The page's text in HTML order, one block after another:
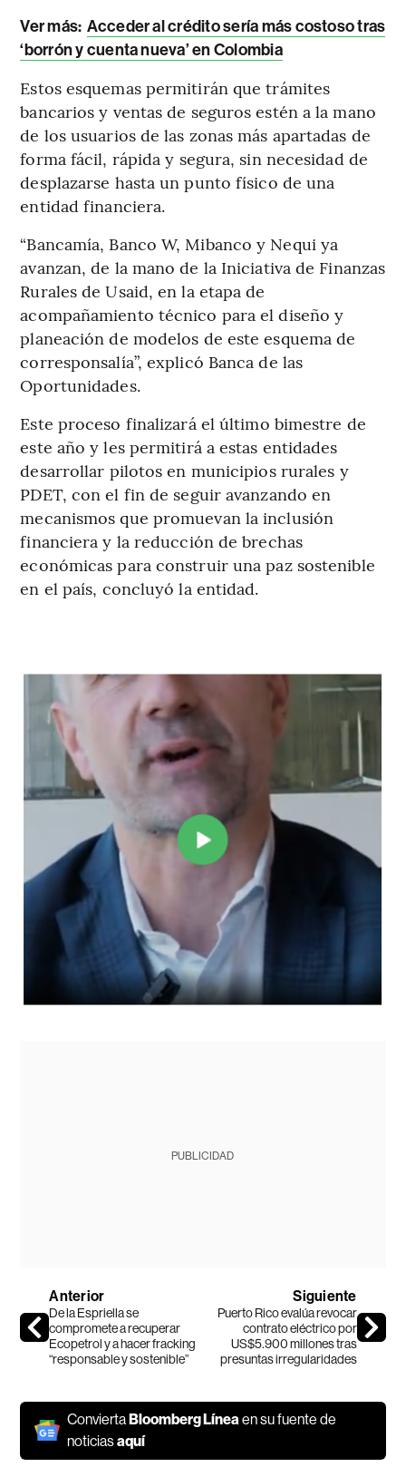
Ver más: Acceder al crédito sería más costoso tras
‘borrón y cuenta nueva’ en Colombia
Estos esquemas permitirán que trámites
bancarios y ventas de seguros estén a la mano
de los usuarios de las zonas más apartadas de
forma fácil, rápida y segura, sin necesidad de
desplazarse hasta un punto físico de una
entidad financiera.
“Bancamía, Banco W, Mibanco y Nequi ya
avanzan, de la mano de la Iniciativa de Finanzas
Rurales de Usaid, en la etapa de
acompañamiento técnico para el diseño y
planeación de modelos de este esquema de
corresponsalía”, explicó Banca de las
Oportunidades.
Este proceso finalizará el último bimestre de
este año y les permitirá a estas entidades
desarrollar pilotos en municipios rurales y
PDET, con el fin de seguir avanzando en
mecanismos que promuevan la inclusión
financiera y la reducción de brechas
económicas para construir una paz sostenible
en el país, concluyó la entidad.
PUBLICIDAD
Anterior
De la Espriella se
compromete a recuperar
Ecopetrol y a hacer fracking
“responsable y sostenible”
Siguiente
Puerto Rico evalúa revocar
contrato eléctrico por
US$5.900 millones tras
presuntas irregularidades
ConviertaBloomberg Línea en su fuente de
noticiasaquí